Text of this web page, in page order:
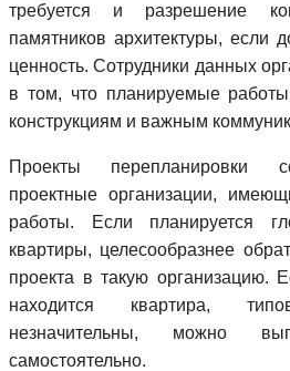
требуется и разрешение
памятников архитектуры, если
ценность. Сотрудники данных
в том, что планируемые
конструкциям и важным
Проекты перепланировки
проектные организации,
работы. Если планируется
квартиры, целесообразнее
проекта в такую организацию.
находится квартира,
незначительны, можно
самостоятельно.